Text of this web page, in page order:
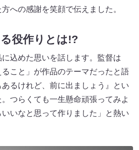
への感謝を笑顔で伝えました。
役作りとは!?
込めた思いを話します。監督は
ること」が作品のテーマだったと語
るけれど、前に出ましょう』とい
つらくても一生懸命頑張ってみよ
いなと思って作りました」と熱い